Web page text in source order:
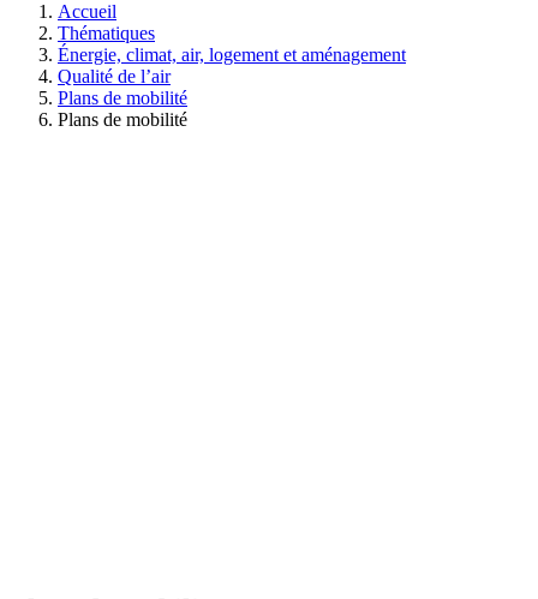
Accueil
Thématiques
Énergie, climat, air, logement et aménagement
Qualité de l’air
Plans de mobilité
Plans de mobilité